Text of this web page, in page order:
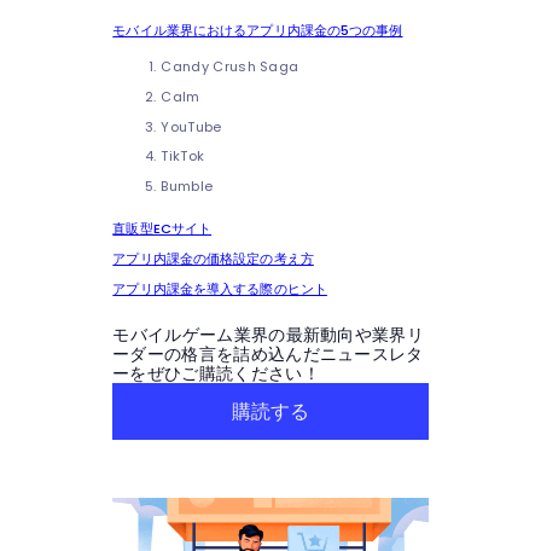
モバイル業界におけるアプリ内課金の5つの事例
Candy Crush Saga
Calm
YouTube
TikTok
Bumble
直販型ECサイト
アプリ内課金の価格設定の考え方
アプリ内課金を導入する際のヒント
モバイルゲーム業界の最新動向や業界リ
ーダーの格言を詰め込んだニュースレタ
ーをぜひご購読ください！
購読する